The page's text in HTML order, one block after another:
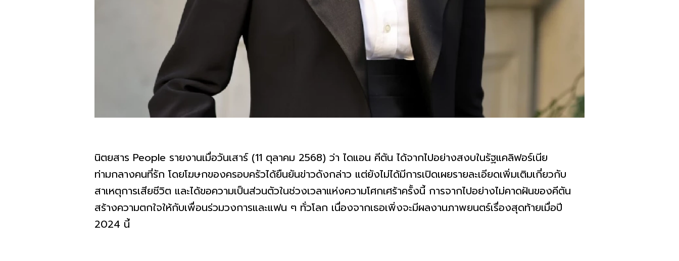
นิตยสาร People รายงานเมื่อวันเสาร์ (11 ตุลาคม 2568) ว่า ไดแอน คีตัน ได้จากไปอย่างสงบในรัฐแคลิฟอร์เนีย
ท่ามกลางคนที่รัก โดยโฆษกของครอบครัวได้ยืนยันข่าวดังกล่าว แต่ยังไม่ได้มีการเปิดเผยรายละเอียดเพิ่มเติมเกี่ยวกับ
สาเหตุการเสียชีวิต และได้ขอความเป็นส่วนตัวในช่วงเวลาแห่งความโศกเศร้าครั้งนี้ การจากไปอย่างไม่คาดฝันของคีตัน
สร้างความตกใจให้กับเพื่อนร่วมวงการและแฟน ๆ ทั่วโลก เนื่องจากเธอเพิ่งจะมีผลงานภาพยนตร์เรื่องสุดท้ายเมื่อปี
2024 นี้